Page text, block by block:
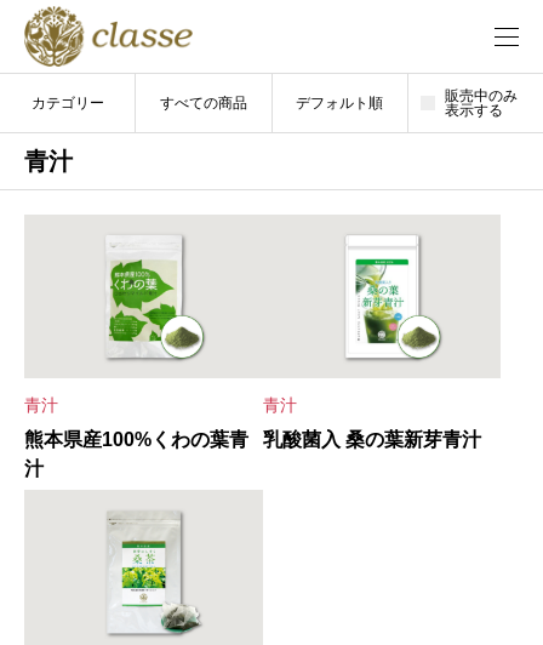
カテゴリー すべての商品 デフォルト順
販売中のみ
表示する
青汁
青汁
熊本県産100%くわの葉青
汁
青汁
乳酸菌入 桑の葉新芽青汁